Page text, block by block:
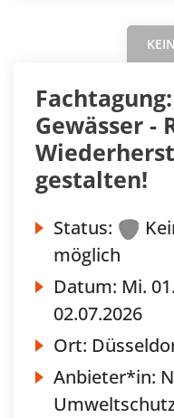
Gewässer -
gestalten!
Status:
möglich
Datum: Mi.
02.07.2026
Ort:
Anbieter*in: